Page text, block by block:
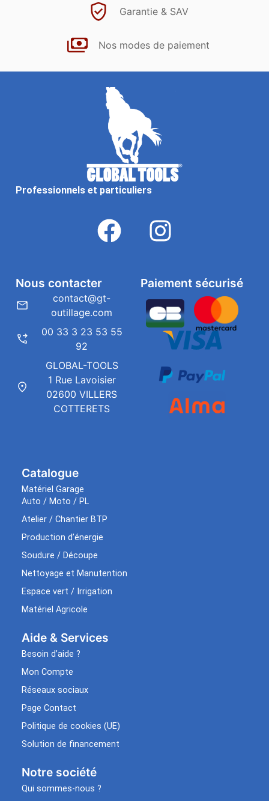
Garantie & SAV
Nos modes de paiement
Professionnels et particuliers
Catalogue
Matériel Garage
Auto / Moto / PL
Atelier / Chantier BTP
Production d’énergie
Soudure / Découpe
Nettoyage et Manutention
Espace vert / Irrigation
Matériel Agricole
Aide & Services​
Besoin d’aide ?
Mon Compte
Réseaux sociaux
Page Contact
Politique de cookies (UE)
Solution de financement
Notre société
Qui sommes-nous ?
Paiement sécurisé
Nous contacter
contact@gt-
outillage.com
00 33 3 23 53 55
92
GLOBAL-TOOLS
1 Rue Lavoisier
02600 VILLERS
COTTERETS